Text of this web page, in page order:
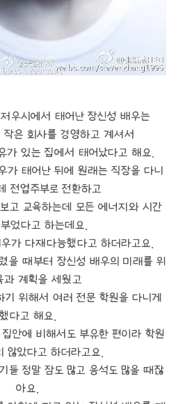
우시에서 태어난 장신성 배우는
작은 회사를 경영하고 계셔서
가 있는 집에서 태어났다고 해요.
가 태어난 뒤에 원래는 직장을 다니
전업주부로 전환하고
고 교육하는데 모든 에너지와 시간
었다고 하는데요.
가 다재다능했다고 하더라고요.
을 때부터 장신성 배우의 미래를 위
과 계획을 세웠고
기 위해서 여러 전문 학원을 다니게
했다고 해요.
안에 비해서도 부유한 편이라 학원
않았다고 하더라고요.
들 정말 잠도 많고 응석도 많을 때잖
아요.